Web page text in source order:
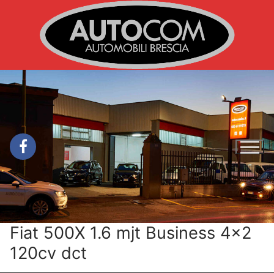
contenuto
Fiat 500X 1.6 mjt Business 4×2
120cv dct